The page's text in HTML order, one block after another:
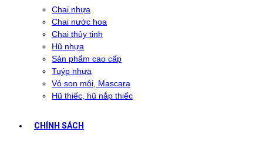
Chai nhựa
Chai nước hoa
Chai thủy tinh
Hũ nhựa
Sản phẩm cao cấp
Tuýp nhựa
Vỏ son môi, Mascara
Hũ thiếc, hũ nắp thiếc
CHÍNH SÁCH